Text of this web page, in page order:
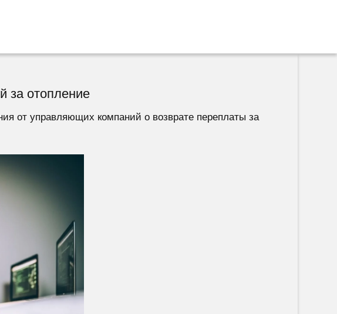
за отопление
от управляющих компаний о возврате переплаты за